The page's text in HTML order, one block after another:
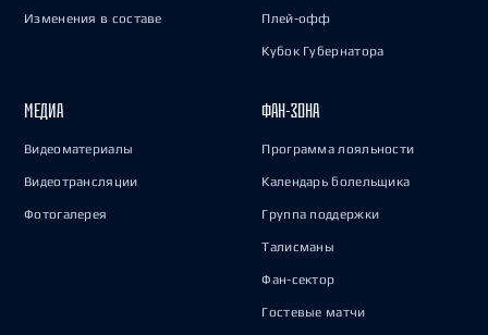
Изменения в составе Плей-офф
Кубок Губернатора
МЕДИА
Видеоматериалы
Видеотрансляции
Фотогалерея
ФАН-ЗОНА
Программа лояльности
Календарь болельщика
Группа поддержки
Талисманы
Фан-сектор
Гостевые матчи